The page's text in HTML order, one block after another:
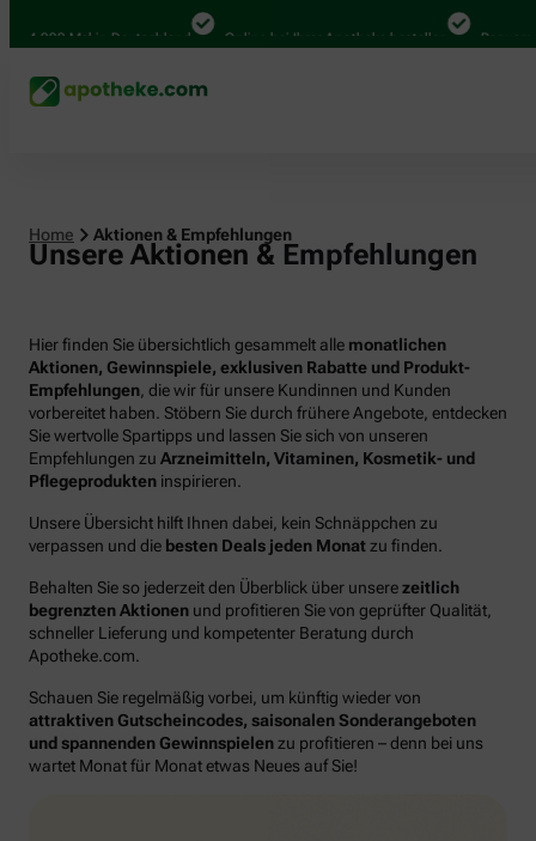
Mal in Deutschland Online bei Ihrer Apotheke bestellen Bequem
Home Aktionen & Empfehlungen
Unsere Aktionen & Empfehlungen
Hier finden Sie übersichtlich gesammelt alle monatlichen
Aktionen, Gewinnspiele, exklusiven Rabatte und Produkt-
Empfehlungen , die wir für unsere Kundinnen und Kunden
vorbereitet haben. Stöbern Sie durch frühere Angebote, entdecken
Sie wertvolle Spartipps und lassen Sie sich von unseren
Empfehlungen zu Arzneimitteln, Vitaminen, Kosmetik- und
Pflegeprodukten inspirieren.
Unsere Übersicht hilft Ihnen dabei, kein Schnäppchen zu
verpassen und die besten Deals jeden Monatzu finden.
Behalten Sie so jederzeit den Überblick über unserezeitlich
begrenzten Aktionen und profitieren Sie von geprüfter Qualität,
schneller Lieferung und kompetenter Beratung durch
Apotheke.com.
Schauen Sie regelmäßig vorbei, um künftig wieder von
attraktiven Gutscheincodes, saisonalen Sonderangeboten
und spannenden Gewinnspielenzu profitieren – denn bei uns
wartet Monat für Monat etwas Neues auf Sie!